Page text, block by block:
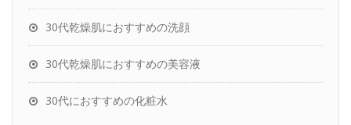
30代乾燥肌におすすめの洗顔
30代乾燥肌におすすめの美容液
30代におすすめの化粧水